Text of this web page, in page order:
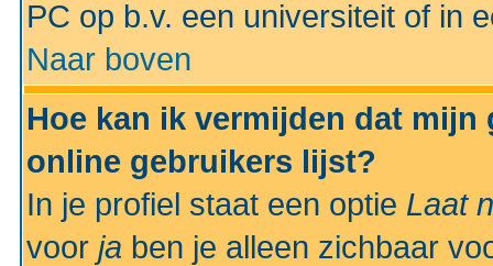
PC op b.v. een universiteit of in
Naar boven
Hoe kan ik vermijden dat
online gebruikers lijst?
In je profiel staat een optie Laat
voor ja ben je alleen zichbaar